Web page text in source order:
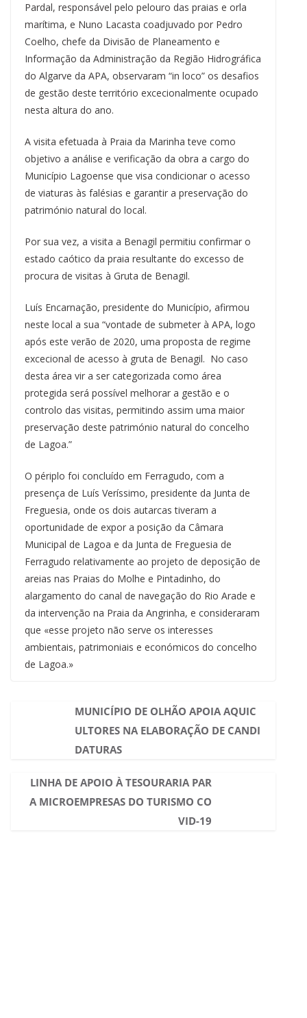
Pardal, responsável pelo pelouro das praias e orla
marítima, e Nuno Lacasta coadjuvado por Pedro
Coelho, chefe da Divisão de Planeamento e
Informação da Administração da Região Hidrográfica
do Algarve da APA, observaram “in loco” os desafios
de gestão deste território excecionalmente ocupado
nesta altura do ano.
A visita efetuada à Praia da Marinha teve como
objetivo a análise e verificação da obra a cargo do
Município Lagoense que visa condicionar o acesso
de viaturas às falésias e garantir a preservação do
património natural do local.
Por sua vez, a visita a Benagil permitiu confirmar o
estado caótico da praia resultante do excesso de
procura de visitas à Gruta de Benagil.
Luís Encarnação, presidente do Município, afirmou
neste local a sua “vontade de submeter à APA, logo
após este verão de 2020, uma proposta de regime
excecional de acesso à gruta de Benagil. No caso
desta área vir a ser categorizada como área
protegida será possível melhorar a gestão e o
controlo das visitas, permitindo assim uma maior
preservação deste património natural do concelho
de Lagoa.”
O périplo foi concluído em Ferragudo, com a
presença de Luís Veríssimo, presidente da Junta de
Freguesia, onde os dois autarcas tiveram a
oportunidade de expor a posição da Câmara
Municipal de Lagoa e da Junta de Freguesia de
Ferragudo relativamente ao projeto de deposição de
areias nas Praias do Molhe e Pintadinho, do
alargamento do canal de navegação do Rio Arade e
da intervenção na Praia da Angrinha, e consideraram
que «esse projeto não serve os interesses
ambientais, patrimoniais e económicos do concelho
de Lagoa.»
MUNICÍPIO DE OLHÃO APOIA AQUIC
ULTORES NA ELABORAÇÃO DE CANDI
DATURAS
LINHA DE APOIO À TESOURARIA PAR
A MICROEMPRESAS DO TURISMO CO
VID-19